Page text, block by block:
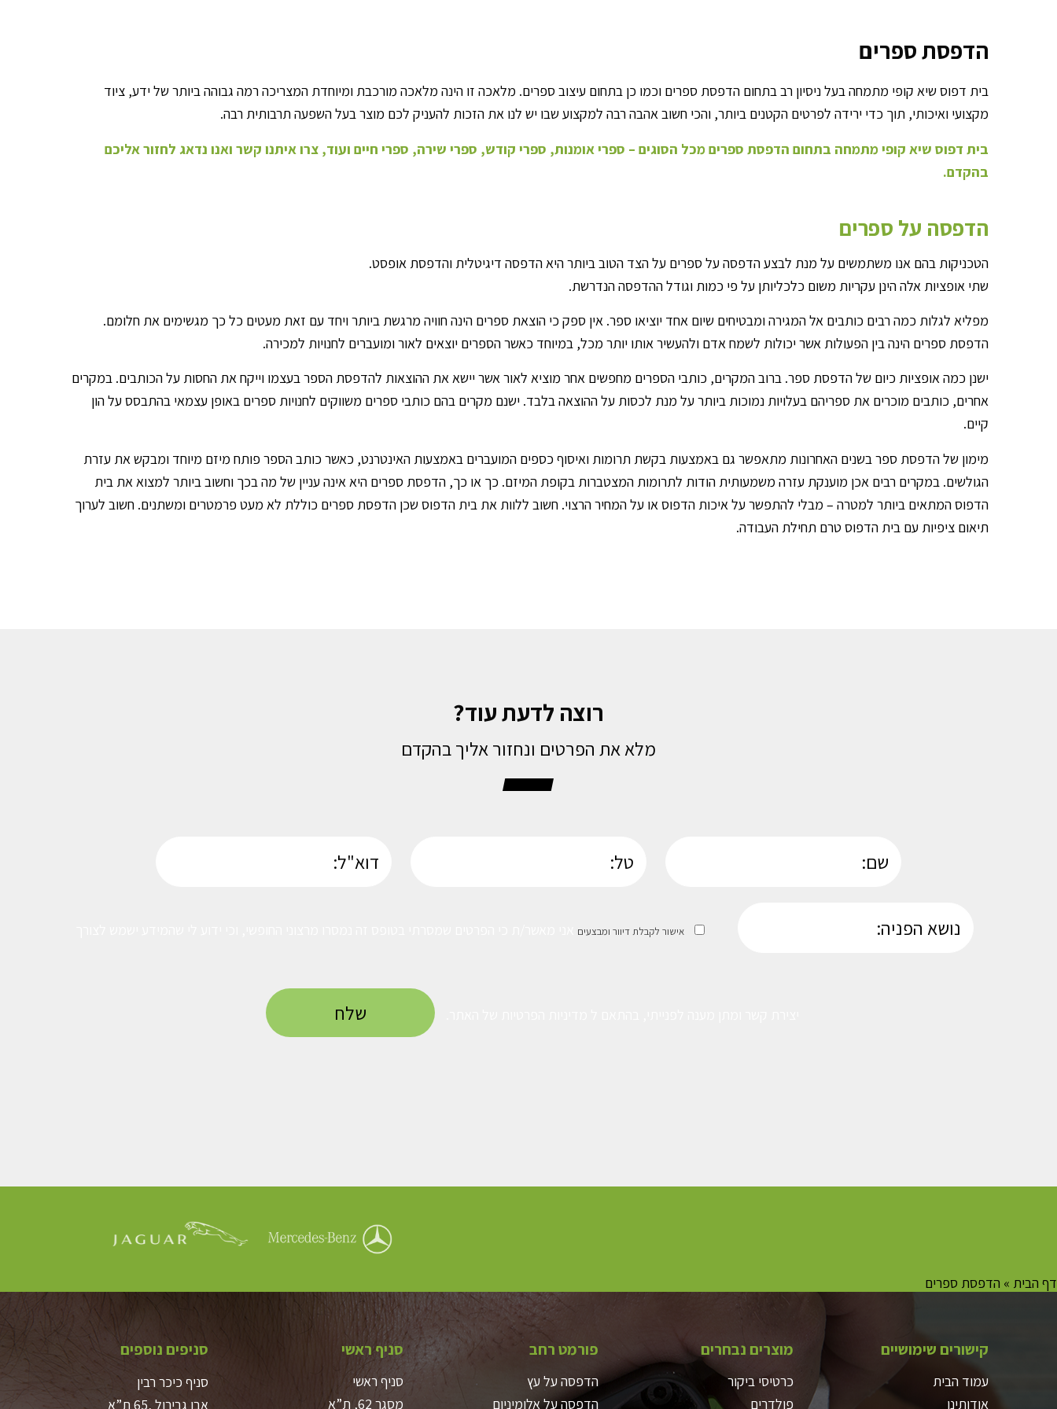
הדפסת ספרים
בית דפוס שיא קופי מתמחה בעל ניסיון רב בתחום הדפסת ספרים וכמו כן בתחום עיצוב ספרים. מלאכה זו הינה מלאכה מורכבת ומיוחדת המצריכה רמה גבוהה ביותר של ידע, ציוד
מקצועי ואיכותי, תוך כדי ירידה לפרטים הקטנים ביותר, והכי חשוב אהבה רבה למקצוע שבו יש לנו את הזכות להעניק לכם מוצר בעל השפעה תרבותית רבה.
בית דפוס שיא קופי מתמחה בתחום הדפסת ספרים מכל הסוגים – ספרי אומנות, ספרי קודש, ספרי שירה, ספרי חיים ועוד, צרו איתנו קשר ואנו נדאג לחזור אליכם
בהקדם.
הדפסה על ספרים
הטכניקות בהם אנו משתמשים על מנת לבצע הדפסה על ספרים על הצד הטוב ביותר היא הדפסה דיגיטלית והדפסת אופסט.
שתי אופציות אלה הינן עקריות משום כלכליותן על פי כמות וגודל ההדפסה הנדרשת.
מפליא לגלות כמה רבים כותבים אל המגירה ומבטיחים שיום אחד יוציאו ספר. אין ספק כי הוצאת ספרים הינה חוויה מרגשת ביותר ויחד עם זאת מעטים כל כך מגשימים את חלומם.
הדפסת ספרים הינה בין הפעולות אשר יכולות לשמח אדם ולהעשיר אותו יותר מכל, במיוחד כאשר הספרים יוצאים לאור ומועברים לחנויות למכירה.
ישנן כמה אופציות כיום של הדפסת ספר. ברוב המקרים, כותבי הספרים מחפשים אחר מוציא לאור אשר יישא את ההוצאות להדפסת הספר בעצמו וייקח את החסות על הכותבים. במקרים
אחרים, כותבים מוכרים את ספריהם בעלויות נמוכות ביותר על מנת לכסות על ההוצאה בלבד. ישנם מקרים בהם כותבי ספרים משווקים לחנויות ספרים באופן עצמאי בהתבסס על הון
קיים.
מימון של הדפסת ספר בשנים האחרונות מתאפשר גם באמצעות בקשת תרומות ואיסוף כספים המועברים באמצעות האינטרנט, כאשר כותב הספר פותח מיזם מיוחד ומבקש את עזרת
הגולשים. במקרים רבים אכן מוענקת עזרה משמעותית הודות לתרומות המצטברות בקופת המיזם. כך או כך, הדפסת ספרים היא אינה עניין של מה בכך וחשוב ביותר למצוא את בית
הדפוס המתאים ביותר למטרה – מבלי להתפשר על איכות הדפוס או על המחיר הרצוי. חשוב ללוות את בית הדפוס שכן הדפסת ספרים כוללת לא מעט פרמטרים ומשתנים. חשוב לערוך
תיאום ציפיות עם בית הדפוס טרם תחילת העבודה.
רוצה לדעת עוד?
מלא את הפרטים ונחזור אליך בהקדם
אישור לקבלת דיוור ומבצעים
דף הבית » הדפסת ספרים
סניפים נוספים
סניף כיכר רבין
אבן גבירול ,65 ת”א
סניף ראשי
סניף ראשי
מסגר 62, ת”א
פורמט רחב
הדפסה על עץ
הדפסה על אלומיניום
מוצרים נבחרים
כרטיסי ביקור
פולדרים
קישורים שימושיים
עמוד הבית
אודותינו